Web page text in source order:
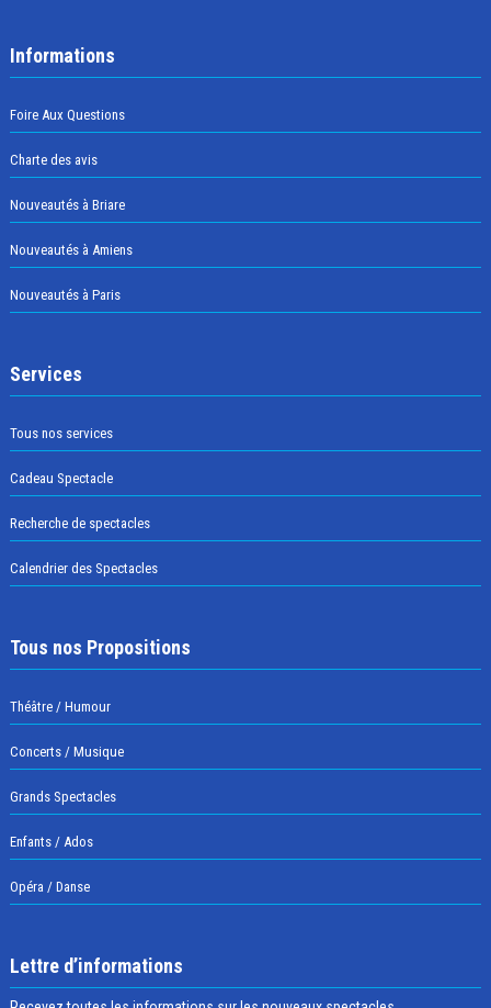
Informations
Foire Aux Questions
Charte des avis
Nouveautés à Briare
Nouveautés à Amiens
Nouveautés à Paris
Services
Tous nos services
Cadeau Spectacle
Recherche de spectacles
Calendrier des Spectacles
Tous nos Propositions
Théâtre / Humour
Concerts / Musique
Grands Spectacles
Enfants / Ados
Opéra / Danse
Lettre d’informations